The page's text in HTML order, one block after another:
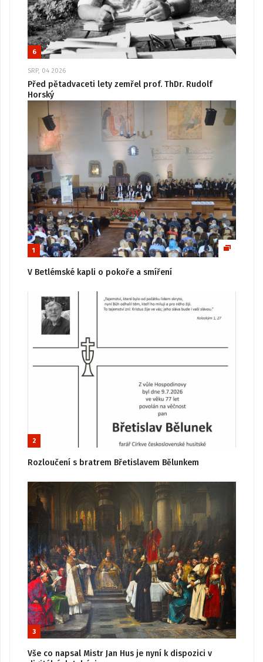
6
SRP, 04 2026
Před pětadvaceti lety zemřel prof. ThDr. Rudolf
Horský
1
V Betlémské kapli o pokoře a smíření
2
Rozloučení s bratrem Břetislavem Bělunkem
3
Vše co napsal Mistr Jan Hus je nyní k dispozici v